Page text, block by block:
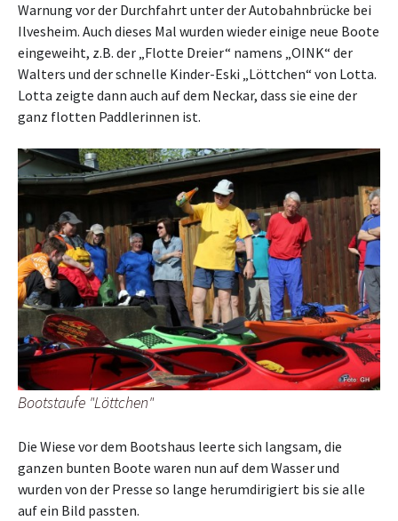
Warnung vor der Durchfahrt unter der Autobahnbrücke bei
Ilvesheim. Auch dieses Mal wurden wieder einige neue Boote
eingeweiht, z.B. der „Flotte Dreier“ namens „OINK“ der
Walters und der schnelle Kinder-Eski „Löttchen“ von Lotta.
Lotta zeigte dann auch auf dem Neckar, dass sie eine der
ganz flotten Paddlerinnen ist.
Bootstaufe "Löttchen"
Die Wiese vor dem Bootshaus leerte sich langsam, die
ganzen bunten Boote waren nun auf dem Wasser und
wurden von der Presse so lange herumdirigiert bis sie alle
auf ein Bild passten.